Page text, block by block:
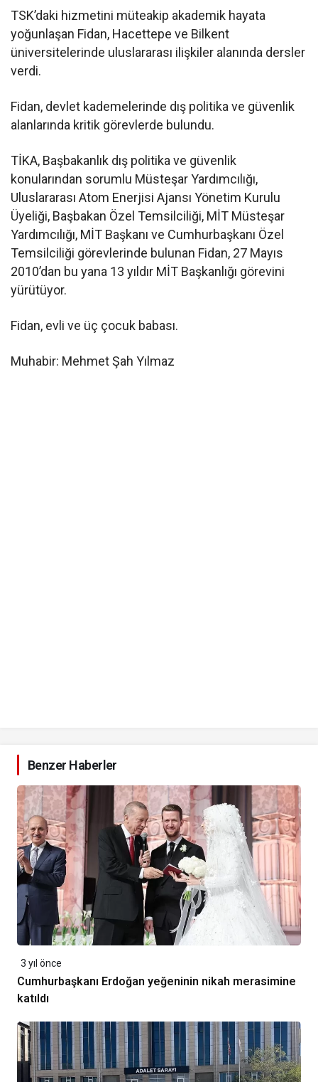
TSK’daki hizmetini müteakip akademik hayata
yoğunlaşan Fidan, Hacettepe ve Bilkent
üniversitelerinde uluslararası ilişkiler alanında dersler
verdi.
Fidan, devlet kademelerinde dış politika ve güvenlik
alanlarında kritik görevlerde bulundu.
TİKA, Başbakanlık dış politika ve güvenlik
konularından sorumlu Müsteşar Yardımcılığı,
Uluslararası Atom Enerjisi Ajansı Yönetim Kurulu
Üyeliği, Başbakan Özel Temsilciliği, MİT Müsteşar
Yardımcılığı, MİT Başkanı ve Cumhurbaşkanı Özel
Temsilciliği görevlerinde bulunan Fidan, 27 Mayıs
2010’dan bu yana 13 yıldır MİT Başkanlığı görevini
yürütüyor.
Fidan, evli ve üç çocuk babası.
Muhabir: Mehmet Şah Yılmaz
Benzer Haberler
3 yıl önce
Cumhurbaşkanı Erdoğan yeğeninin nikah merasimine
katıldı